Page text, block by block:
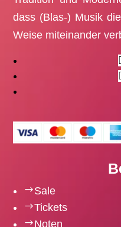
dass (Blas-) Musik
Weise miteinander
$Sale
$Tickets
$Noten